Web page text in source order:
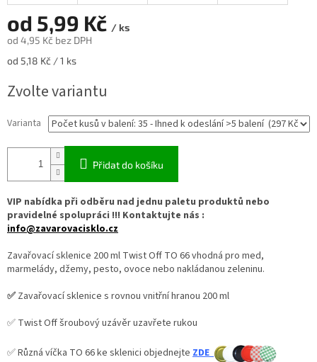
od 5,99 Kč / ks
od 4,95 Kč bez DPH
Měrná
od 5,18 Kč / 1 ks
Zvolte variantu
Varianta
Přidat do košíku
VIP nabídka při odběru nad jednu paletu produktů nebo
pravidelné spolupráci !!! Kontaktujte nás :
info@zavarovacisklo.cz
Zavařovací sklenice 200 ml Twist Off TO 66 vhodná pro med,
marmelády, džemy, pesto, ovoce nebo nakládanou zeleninu.
✅ Zavařovací sklenice s rovnou vnitřní hranou 200 ml
✅ Twist Off šroubový uzávěr uzavřete rukou
✅ Různá víčka TO 66 ke sklenici objednejte ZDE